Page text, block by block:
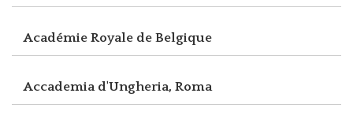
Académie Royale de Belgique
Accademia d'Ungheria, Roma